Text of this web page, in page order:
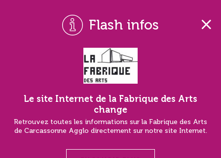
Flash infos
Le site Internet de la Fabrique des Arts
change
Retrouvez toutes les informations sur la Fabrique des Arts
de Carcassonne Agglo directement sur notre site Internet.